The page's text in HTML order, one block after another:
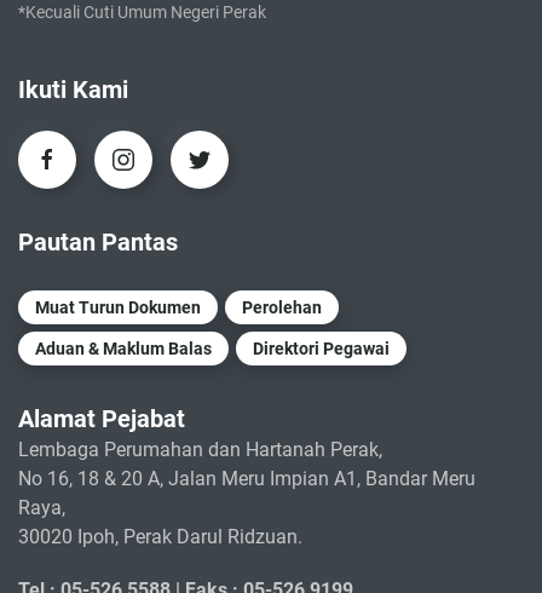
*Kecuali Cuti Umum Negeri Perak
Ikuti Kami
Pautan Pantas
Muat Turun Dokumen Perolehan
Aduan & Maklum Balas Direktori Pegawai
Alamat Pejabat
Lembaga Perumahan dan Hartanah Perak,
No 16, 18 & 20 A, Jalan Meru Impian A1, Bandar Meru
Raya,
30020 Ipoh, Perak Darul Ridzuan.